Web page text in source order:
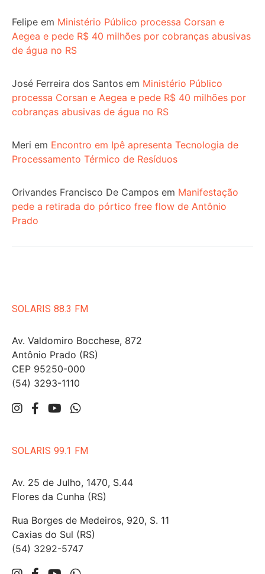
Felipe em Ministério Público processa Corsan e
Aegea e pede R$ 40 milhões por cobranças abusivas
de água no RS
José Ferreira dos Santos em Ministério Público
processa Corsan e Aegea e pede R$ 40 milhões por
cobranças abusivas de água no RS
Meri em Encontro em Ipê apresenta Tecnologia de
Processamento Térmico de Resíduos
Orivandes Francisco De Campos em Manifestação
pede a retirada do pórtico free flow de Antônio
Prado
SOLARIS 88.3 FM
Av. Valdomiro Bocchese, 872
Antônio Prado (RS)
CEP 95250-000
(54) 3293-1110
SOLARIS 99.1 FM
Av. 25 de Julho, 1470, S.44
Flores da Cunha (RS)
Rua Borges de Medeiros, 920, S. 11
Caxias do Sul (RS)
(54) 3292-5747